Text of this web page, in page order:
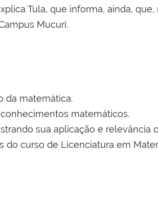
Tula, que informa, ainda,
Mucuri.
da matemática.
matemáticos.
sua aplicação e relevância
curso de Licenciatura em